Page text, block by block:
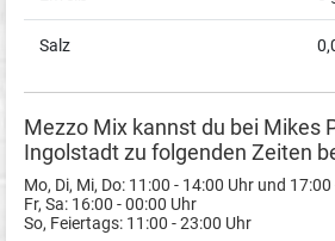
Salz
Mezzo Mix kannst du bei Mikes
Ingolstadt zu folgenden Zeiten
Mo, Di, Mi, Do: 11:00 - 14:00 Uhr und
Fr, Sa: 16:00 - 00:00 Uhr
So, Feiertags: 11:00 - 23:00 Uhr